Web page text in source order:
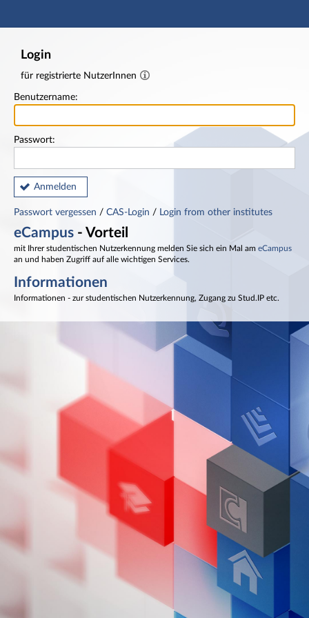
Hauptnavigation
Login
für registrierte NutzerInnen
Benutzername:
Passwort:
Anmelden
Passwort vergessen / CAS-Login / Login from other institutes
eCampus - Vorteil
mit Ihrer studentischen Nutzerkennung melden Sie sich ein Mal am eCampus
an und haben Zugriff auf alle wichtigen Services.
Informationen
Informationen - zur studentischen Nutzerkennung, Zugang zu Stud.IP etc.